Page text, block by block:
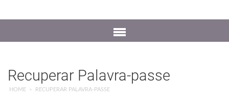
Menu
Recuperar Palavra-passe
HOME RECUPERAR PALAVRA-PASSE